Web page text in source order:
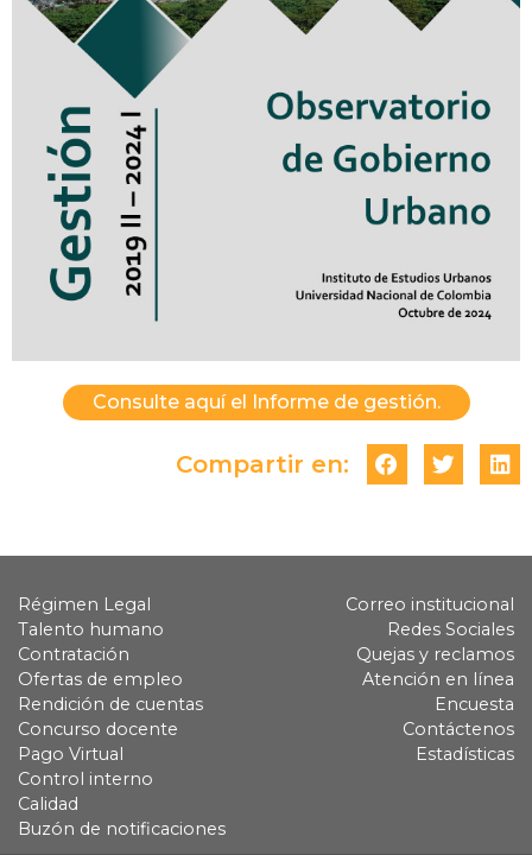
Consulte aquí el Informe de gestión.
Compartir en:
Régimen Legal
Talento humano
Contratación
Ofertas de empleo
Rendición de cuentas
Concurso docente
Pago Virtual
Control interno
Calidad
Buzón de notificaciones
Correo institucional
Redes Sociales
Quejas y reclamos
Atención en línea
Encuesta
Contáctenos
Estadísticas